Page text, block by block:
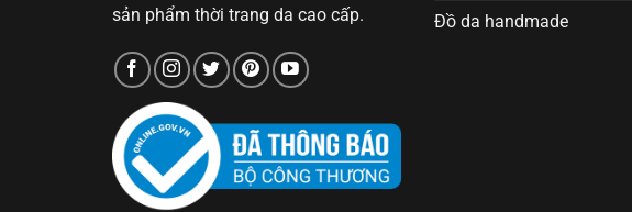
sản phẩm thời trang da cao cấp.
Đồ da handmade